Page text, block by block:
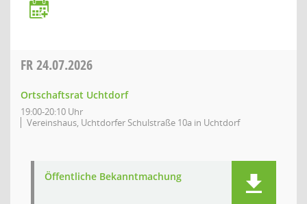
FR24.07.2026
Ortschaftsrat Uchtdorf
19:00-20:10 Uhr
Vereinshaus, Uchtdorfer Schulstraße 10a in Uchtdorf
Öffentliche Bekanntmachung